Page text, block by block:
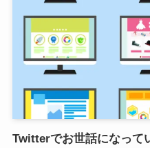
Twitterでお世話になって